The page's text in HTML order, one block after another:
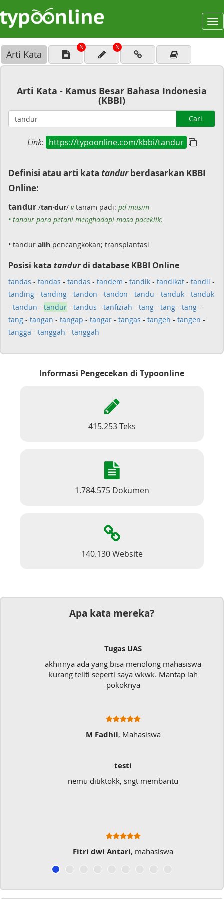
Arti Kata
N N
Arti Kata - Kamus Besar Bahasa Indonesia
(KBBI)
Cari
Link: https://typoonline.com/kbbi/tandur
Definisi atau arti kata tandurberdasarkan KBBI
Online:
tandur /tan·dur/ vtanam padi: pd musim
• tandur para petani menghadapi masa paceklik;
• tandur alih pencangkokan; transplantasi
Posisi kata tandurdi database KBBI Online
tandas - tandas - tandas - tandem - tandik - tandikat - tandil -
tanding - tanding - tandon - tandon - tandu - tanduk - tanduk
- tandun - tandur - tandus - tanfiziah - tang - tang - tang -
tang - tangan - tangap - tangar - tangas - tangeh - tangen -
tangga - tanggah - tanggah
Informasi Pengecekan di Typoonline
415.253 Teks
1.784.575 Dokumen
140.130 Website
Apa kata mereka?
Tugas UAS
akhirnya ada yang bisa menolong mahasiswa
kurang teliti seperti saya wkwk. Mantap lah
pokoknya
M Fadhil, Mahasiswa
testi
nemu ditiktokk, sngt membantu
Fitri dwi Antari, mahasiswa